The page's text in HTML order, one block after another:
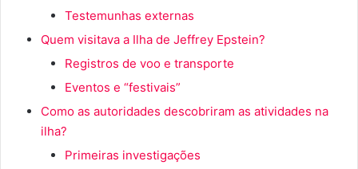
Testemunhas externas
Quem visitava a Ilha de Jeffrey Epstein?
Registros de voo e transporte
Eventos e “festivais”
Como as autoridades descobriram as atividades na
ilha?
Primeiras investigações